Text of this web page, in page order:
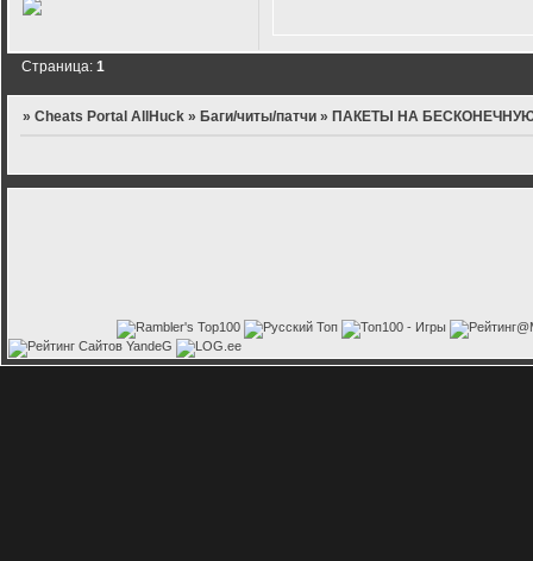
Страница:1
»Cheats Portal AllHuck » Баги/читы/патчи » ПАКЕТЫ НА